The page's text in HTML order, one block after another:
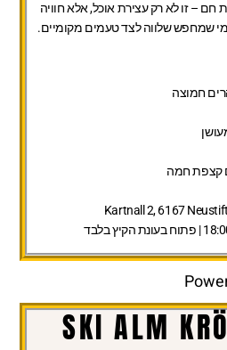
חם – זו לא רק עצירת אוכל, אלא חוויה
שמחפש שלווה לצד טעמים מקומיים.
חמוצה
קצפת חמה
SKI ALM